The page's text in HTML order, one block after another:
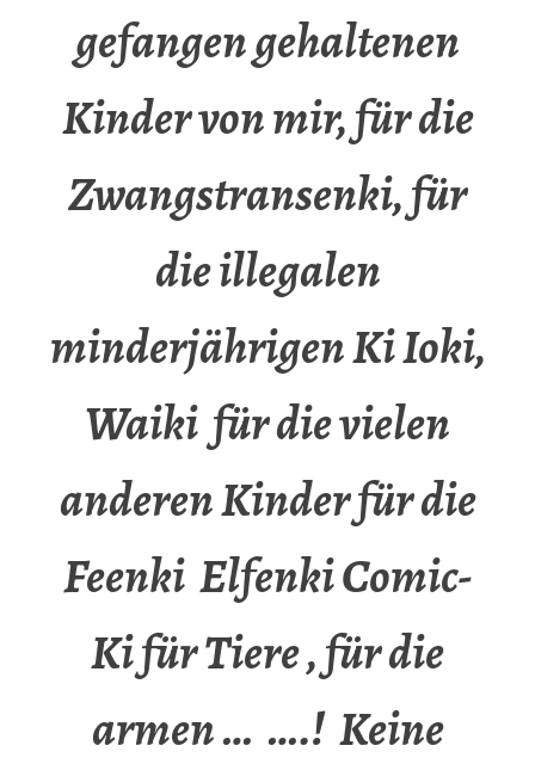
gefangen gehaltenen
Kinder von mir, für die
Zwangstransenki, für
die illegalen
minderjährigen Ki Ioki,
Waiki für die vielen
anderen Kinder für die
Feenki Elfenki Comic-
Ki für Tiere , für die
armen … ….! Keine